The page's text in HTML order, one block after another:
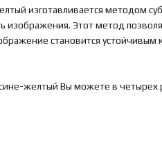
изготавливается методом
изображения. Этот метод
становится
желтый Вы можете в четырех